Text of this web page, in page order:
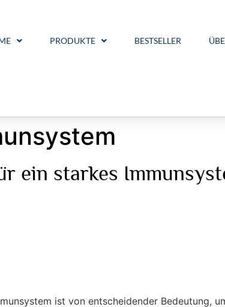
PRODUKTE BESTSELLER
ein starkes
ist von entscheidender Bedeutung,